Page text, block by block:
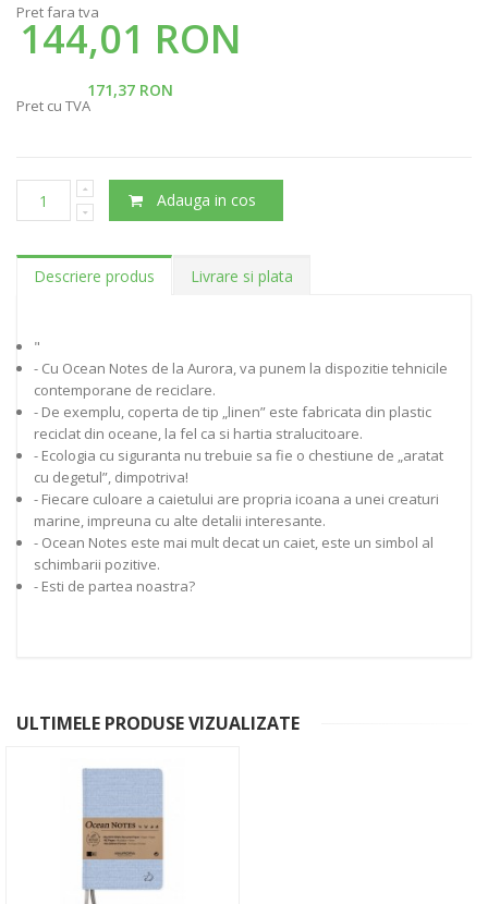
Pret fara tva
144,01 RON
171,37 RON
Pret cu TVA
Adauga in cos
Descriere produs Livrare si plata
"
- Cu Ocean Notes de la Aurora, va punem la dispozitie tehnicile
contemporane de reciclare.
- De exemplu, coperta de tip „linen” este fabricata din plastic
reciclat din oceane, la fel ca si hartia stralucitoare.
- Ecologia cu siguranta nu trebuie sa fie o chestiune de „aratat
cu degetul”, dimpotriva!
- Fiecare culoare a caietului are propria icoana a unei creaturi
marine, impreuna cu alte detalii interesante.
- Ocean Notes este mai mult decat un caiet, este un simbol al
schimbarii pozitive.
- Esti de partea noastra?
ULTIMELE PRODUSE VIZUALIZATE